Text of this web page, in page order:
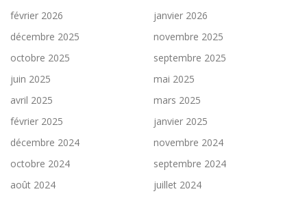
février 2026
janvier 2026
décembre 2025
novembre 2025
octobre 2025
septembre 2025
juin 2025
mai 2025
avril 2025
mars 2025
février 2025
janvier 2025
décembre 2024
novembre 2024
octobre 2024
septembre 2024
août 2024
juillet 2024